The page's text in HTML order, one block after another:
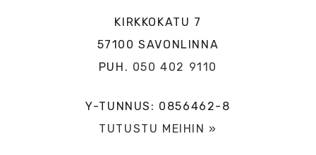
KIRKKOKATU 7
57100 SAVONLINNA
PUH. 050 402 9110
Y-TUNNUS: 0856462-8
TUTUSTU MEIHIN »